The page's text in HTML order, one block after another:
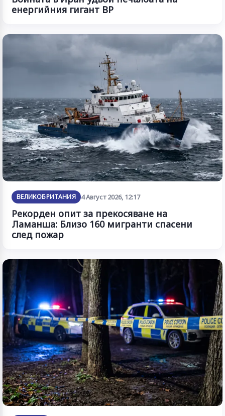
енергийния гигант BP
ВЕЛИКОБРИТАНИЯ 4 Август 2026, 12:17
Рекорден опит за прекосяване на
Ламанша: Близо 160 мигранти спасени
след пожар